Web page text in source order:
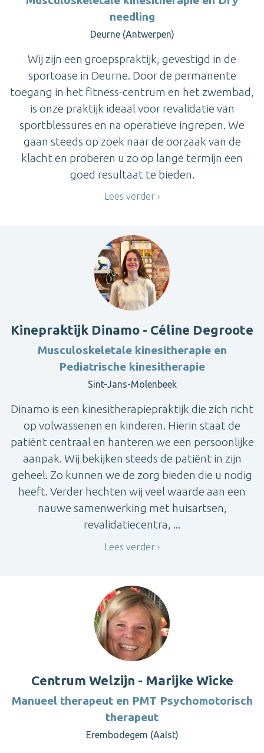
needling
Deurne (Antwerpen)
Wij zijn een groepspraktijk, gevestigd in de
sportoase in Deurne. Door de permanente
toegang in het fitness-centrum en het zwembad,
is onze praktijk ideaal voor revalidatie van
sportblessures en na operatieve ingrepen. We
gaan steeds op zoek naar de oorzaak van de
klacht en proberen u zo op lange termijn een
goed resultaat te bieden.
Lees verder
Kinepraktijk Dinamo - Céline Degroote
Musculoskeletale kinesitherapie en
Pediatrische kinesitherapie
Sint-Jans-Molenbeek
Dinamo is een kinesitherapiepraktijk die zich richt
op volwassenen en kinderen. Hierin staat de
patiënt centraal en hanteren we een persoonlijke
aanpak. Wij bekijken steeds de patiënt in zijn
geheel. Zo kunnen we de zorg bieden die u nodig
heeft. Verder hechten wij veel waarde aan een
nauwe samenwerking met huisartsen,
revalidatiecentra, ...
Lees verder
Centrum Welzijn - Marijke Wicke
Manueel therapeut en PMT Psychomotorisch
therapeut
Erembodegem (Aalst)